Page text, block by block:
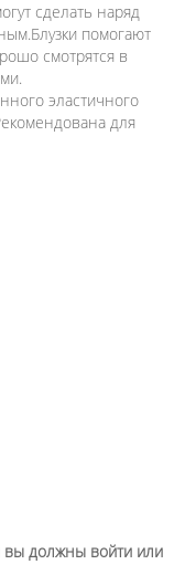
сделать наряд
помогают
смотрятся в
эластичного
для
должны войти или